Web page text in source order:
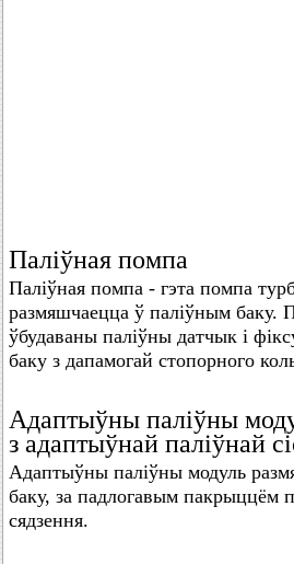
Паліўная помпа
Паліўная помпа - гэта помпа
размяшчаецца ў паліўным баку.
ўбудаваны паліўны датчык і
баку з дапамогай стопорного
Адаптыўны паліўны
з адаптыўнай паліўнай
Адаптыўны паліўны модуль
баку, за падлогавым пакрыццём
сядзення.